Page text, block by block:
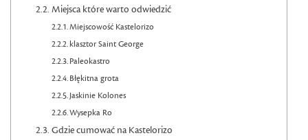
Miejsca które warto odwiedzić
Miejscowość Kastelorizo
klasztor Saint George
Paleokastro
Błękitna grota
Jaskinie Kolones
Wysepka Ro
Gdzie cumować na Kastelorizo